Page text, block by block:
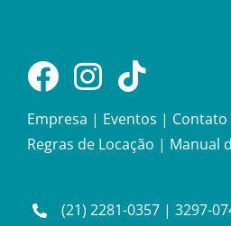
Empresa | Eventos | Contato
Regras de Locação | Manual
(21) 2281-0357 |3297-